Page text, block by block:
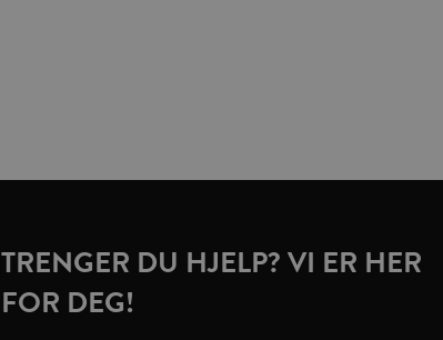
TRENGER DU HJELP? VI ER HER
FOR DEG!